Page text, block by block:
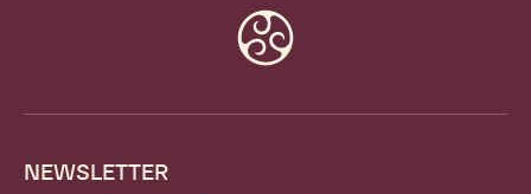
NEWSLETTER